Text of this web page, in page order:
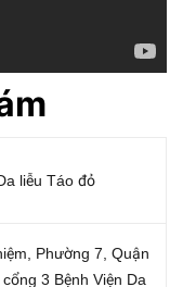
liễu Táo đỏ
Phường 7, Quận
3 Bệnh Viện Da